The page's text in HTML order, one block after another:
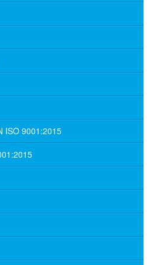
ISO 9001:2015